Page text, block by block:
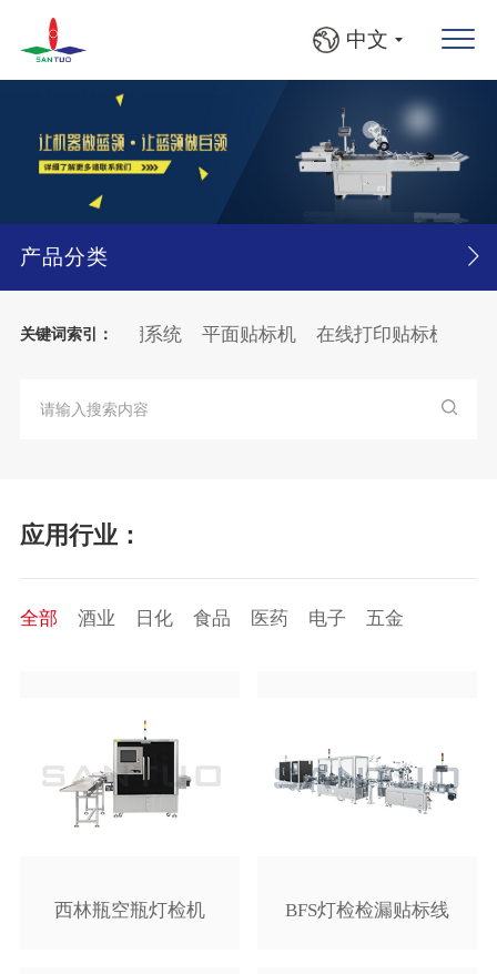
中文
产品分类
关键词索引：
机 产品追溯系统 平面贴标机 在线打印贴标机
应用行业：
全部 酒业 日化 食品 医药 电子 五金
西林瓶空瓶灯检机 BFS灯检检漏贴标线